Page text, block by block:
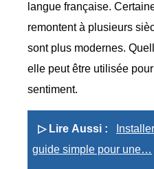
langue française.
remontent à plusieurs
sont plus modernes.
elle peut être utilisée
sentiment.
▷ Lire Aussi :
guide simple pour une…